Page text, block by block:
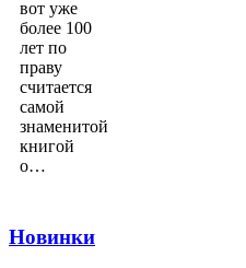
вот уже
более 100
лет по
праву
считается
самой
знаменитой
книгой
о…
Новинки